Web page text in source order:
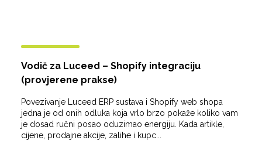
Vodič za Luceed – Shopify integraciju
(provjerene prakse)
Povezivanje Luceed ERP sustava i Shopify web shopa
jedna je od onih odluka koja vrlo brzo pokaže koliko vam
je dosad ručni posao oduzimao energiju. Kada artikle,
cijene, prodajne akcije, zalihe i kupc...